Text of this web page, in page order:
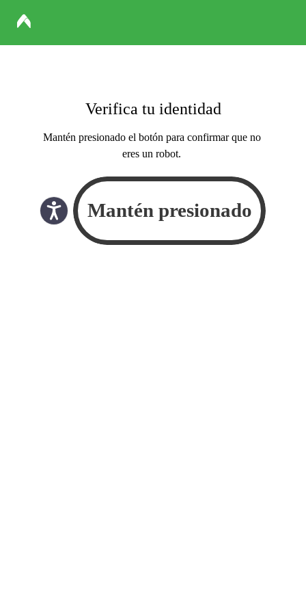
Verifica tu identidad
Mantén presionado el botón para confirmar que no
eres un robot.